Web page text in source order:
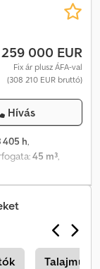
259 000 EUR
Fix ár plusz ÁFA-val
(308 210 EUR bruttó)
Hívás
405 h,
45 m³,
45 cm sortáv,
tárolási hely: